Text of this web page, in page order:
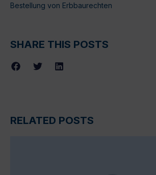
Bestellung von Erbbaurechten
SHARE THIS POSTS
RELATED POSTS